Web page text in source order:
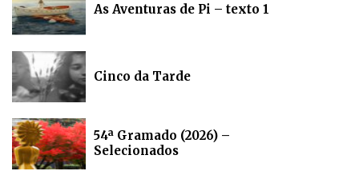
As Aventuras de Pi – texto 1
Cinco da Tarde
54ª Gramado (2026) –
Selecionados